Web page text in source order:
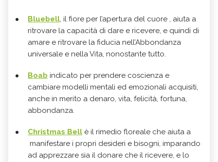
Bluebell, il fiore per l’apertura del cuore , aiuta a
ritrovare la capacità di dare e ricevere, e quindi di
amare e ritrovare la fiducia nell’Abbondanza
universale e nella Vita, nonostante tutto.
Boab indicato per prendere coscienza e
cambiare modelli mentali ed emozionali acquisiti,
anche in merito a denaro, vita, felicità, fortuna,
abbondanza.
Christmas Bell è il rimedio floreale che aiuta a
manifestare i propri desideri e bisogni, imparando
ad apprezzare sia il donare che il ricevere, e lo